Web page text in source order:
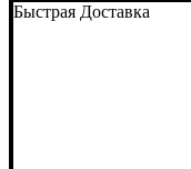
Быстрая Доставка